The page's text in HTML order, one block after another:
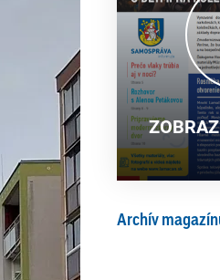
18. 6. 2026
13.
Archív